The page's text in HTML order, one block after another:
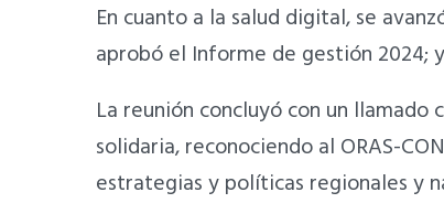
En cuanto a la salud digital, se
aprobó el Informe de gestión 2024;
La reunión concluyó con un
solidaria, reconociendo al ORAS-
estrategias y políticas regionales y